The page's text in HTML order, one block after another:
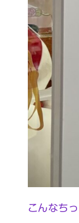
こんなち